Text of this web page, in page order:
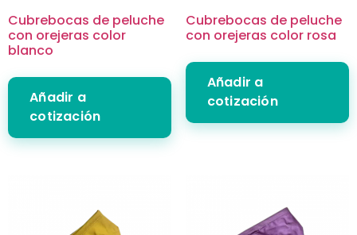
Cubrebocas de peluche
con orejeras color
blanco
Añadir a
cotización
Cubrebocas de peluche
con orejeras color rosa
Añadir a
cotización